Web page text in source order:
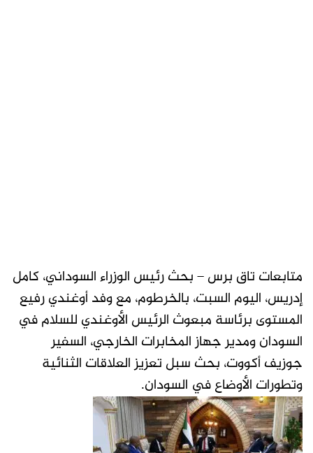
متابعات تاق برس – بحث رئيس الوزراء السوداني، كامل
إدريس، اليوم السبت، بالخرطوم، مع وفد أوغندي رفيع
المستوى برئاسة مبعوث الرئيس الأوغندي للسلام في
السودان ومدير جهاز المخابرات الخارجي، السفير
جوزيف أكووت، بحث سبل تعزيز العلاقات الثنائية
وتطورات الأوضاع في السودان.